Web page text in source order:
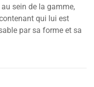
sein de la gamme,
qui lui est
par sa forme et sa